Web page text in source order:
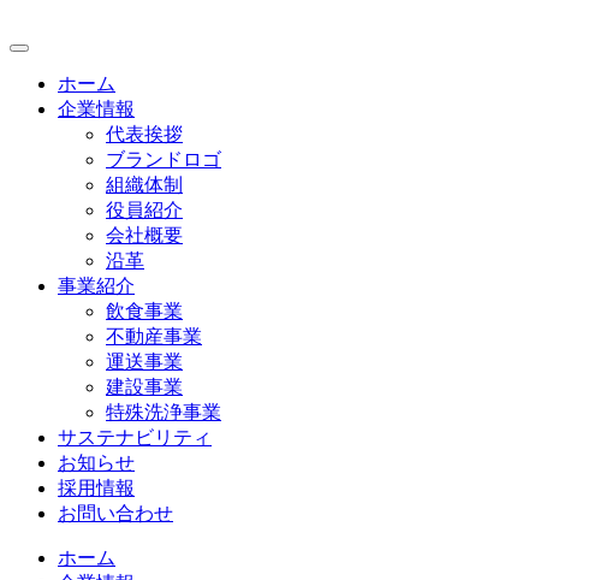
ホーム
企業情報
代表挨拶
ブランドロゴ
組織体制
役員紹介
会社概要
沿革
事業紹介
飲食事業
不動産事業
運送事業
建設事業
特殊洗浄事業
サステナビリティ
お知らせ
採用情報
お問い合わせ
ホーム